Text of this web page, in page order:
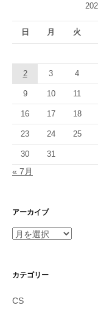
シ
ョ
ン
日 月 火
2 3 4
9 10 11
16 17 18
23 24 25
30 31
« 7月
アーカイブ
ア
イ
カテゴリー
CS